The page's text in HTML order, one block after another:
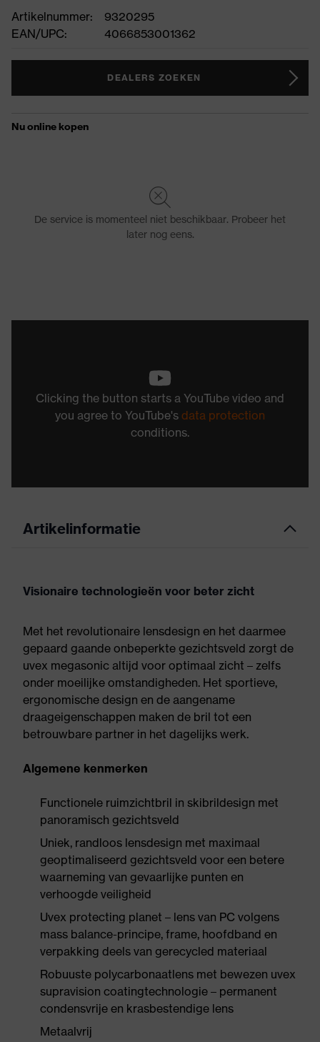
Artikelnummer:
9320295
EAN/UPC:
4066853001362
DEALERS ZOEKEN
Clicking the button starts a YouTube video and
you agree to YouTube's data protection
conditions.
Artikelinformatie
Visionaire technologieën voor beter zicht
Met het revolutionaire lensdesign en het daarmee
gepaard gaande onbeperkte gezichtsveld zorgt de
uvex megasonic altijd voor optimaal zicht – zelfs
onder moeilijke omstandigheden. Het sportieve,
ergonomische design en de aangename
draageigenschappen maken de bril tot een
betrouwbare partner in het dagelijks werk.
Algemene kenmerken
Functionele ruimzichtbril in skibrildesign met
panoramisch gezichtsveld
Uniek, randloos lensdesign met maximaal
geoptimaliseerd gezichtsveld voor een betere
waarneming van gevaarlijke punten en
verhoogde veiligheid
Uvex protecting planet – lens van PC volgens
mass balance-principe, frame, hoofdband en
verpakking deels van gerecycled materiaal
Robuuste polycarbonaatlens met bewezen uvex
supravision coatingtechnologie – permanent
condensvrije en krasbestendige lens
Metaalvrij